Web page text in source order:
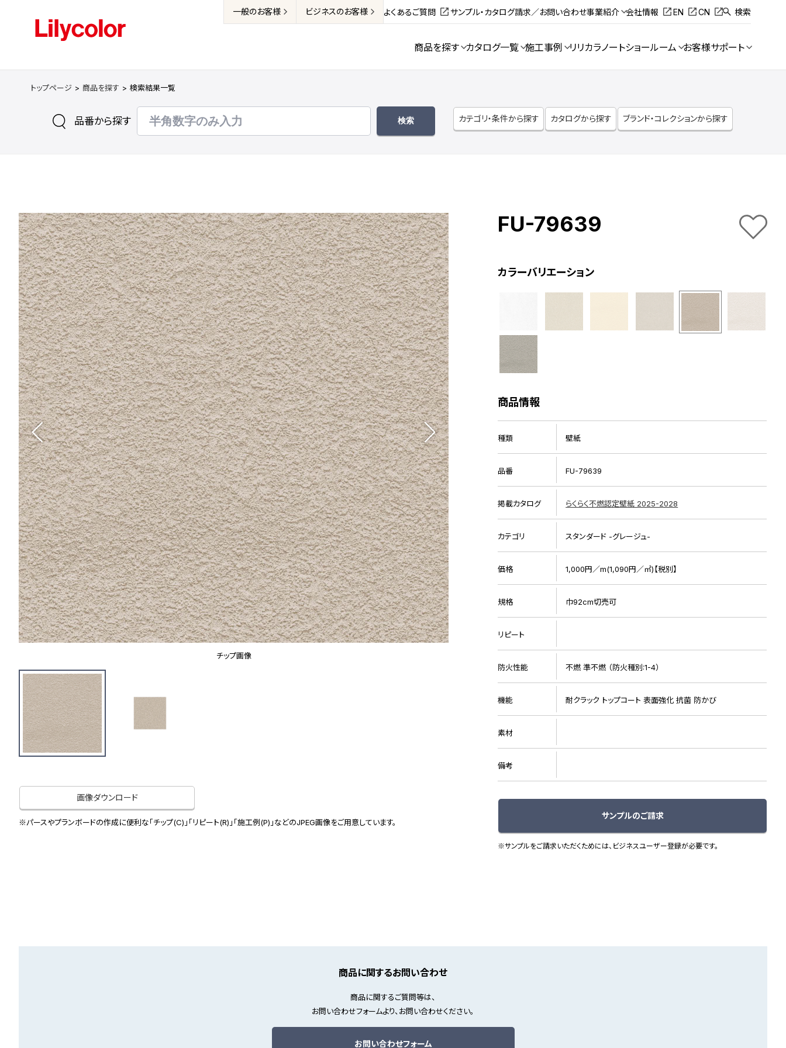
一般のお客様 ビジネスのお客様 よくあるご質問 サンプル・カタログ請求／お問い合わせ事業紹介 会社情報 EN CN 検索
商品を探す カタログ一覧 施工事例 リリカラノートショールーム お客様サポート
トップページ 商品を探す 検索結果一覧
品番から探す カテゴリ・条件から探す カタログから探す ブランド・コレクションから探す
チップ画像
画像ダウンロード
※パースやプランボードの作成に便利な「チップ(C)」「リピート(R)」「施工例(P)」などのJPEG画像をご用意しています。
FU-79639
カラーバリエーション
商品情報
種類 壁紙
品番 FU-79639
掲載カタログ らくらく不燃認定壁紙 2025-2028
カテゴリ スタンダード -グレージュ-
価格 1,000円／m(1,090円／㎡)【税別】
規格 巾92cm切売可
リピート
防火性能 不燃 準不燃 （防火種別:1-4）
機能 耐クラック トップコート 表面強化 抗菌 防かび
素材
備考
サンプルのご請求
※サンプルをご請求いただくためには、ビジネスユーザー登録が必要です。
商品に関するお問い合わせ
商品に関するご質問等は、
お問い合わせフォームより、お問い合わせください。
お問い合わせフォーム